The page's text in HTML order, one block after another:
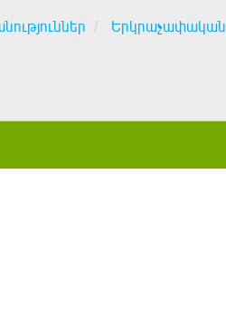
Երկրաչափական